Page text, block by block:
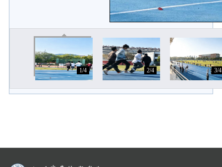
1/4 2/4 3/4